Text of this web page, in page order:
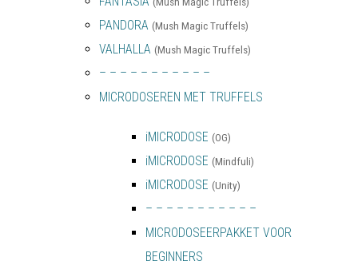
PANDORA (Mush Magic Truffels)
VALHALLA (Mush Magic Truffels)
– – – – – – – – – – –
MICRODOSEREN MET TRUFFELS
iMICRODOSE (OG)
iMICRODOSE (Mindfuli)
iMICRODOSE (Unity)
– – – – – – – – – – –
MICRODOSEERPAKKET VOOR
BEGINNERS